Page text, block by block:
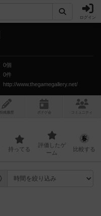
ログイン
0個
0件
http://www.thegamegallery.net/
投稿履歴 ボ ドゲ コミュニティ
持ってる
評価したゲ
ーム
比較する